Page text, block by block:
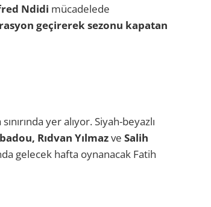
Ndidi mücadelede
geçirerek sezonu kapatan
yer alıyor. Siyah-beyazlı
Rıdvan Yılmazve Salih
gelecek hafta oynanacak Fatih